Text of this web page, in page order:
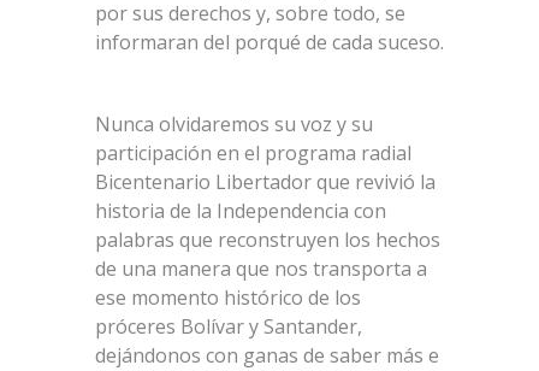
por sus derechos y, sobre todo, se
informaran del porqué de cada suceso.
Nunca olvidaremos su voz y su
participación en el programa radial
Bicentenario Libertador que revivió la
historia de la Independencia con
palabras que reconstruyen los hechos
de una manera que nos transporta a
ese momento histórico de los
próceres Bolívar y Santander,
dejándonos con ganas de saber más e